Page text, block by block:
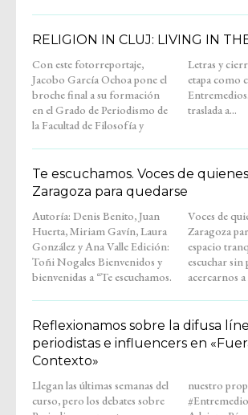
RELIGION IN CLUJ: LIVING IN
Con este fotorreportaje,
Jacobo García Ochoa pone el
broche final a su formación
en el Grado de Periodismo de
la Facultad de Filosofía y
Letras y cierra también su
etapa como colaborador de
Entremedios. Su trabajo nos
traslada a...
Te escuchamos. Voces de
Zaragoza para quedarse
Autoría: Denis Benito, Juan
Huerta, Miriam Gavín, Laura
González y Ana Valle Edición:
Toñi Nogales Bienvenidos y
bienvenidas a “Te escuchamos.
Voces de quienes llegaron a
Zaragoza para quedarse”. Un
espacio tranquilo, hecho para
escuchar sin prisas y
acercarnos a
Reflexionamos sobre la difusa
periodistas e influencers en
Contexto»
Llegan las últimas semanas del
curso, pero los debates sobre
nuestro propio podcast de
#Entremedios. Laura Jiménez,